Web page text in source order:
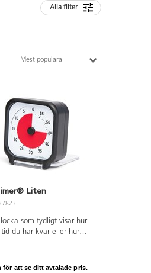
Alla filter
Mest populära
Liten
som tydligt visar hur
du har kvar eller hur
sedan medurs. Kan
för att se ditt avtalade pris.